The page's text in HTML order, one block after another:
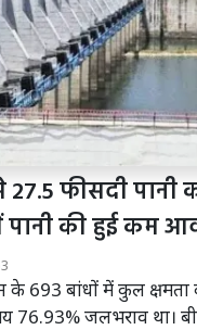
फीसदी पानी
पानी की हुई कम
के 693 बांधों में कुल क्षमता
76.93% जलभराव था।